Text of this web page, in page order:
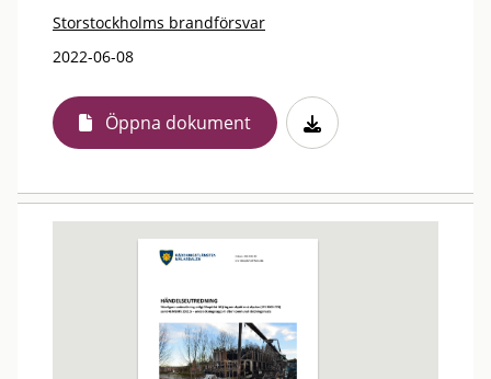
Storstockholms brandförsvar
2022-06-08
Öppna dokument